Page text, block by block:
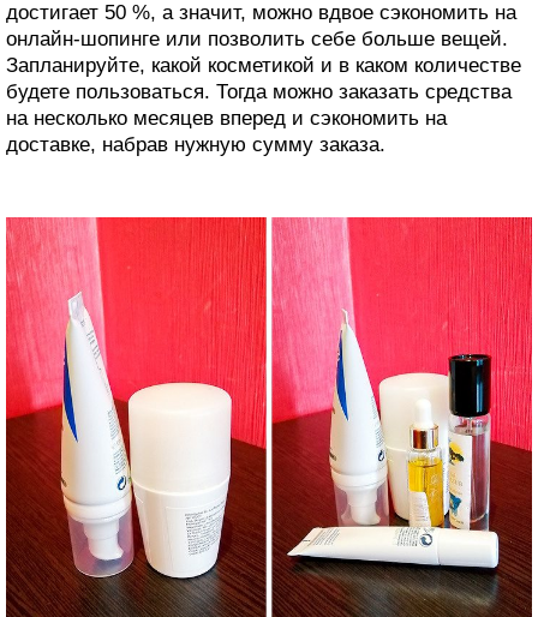
достигает 50 %, а значит, можно вдвое сэкономить на
онлайн-шопинге или позволить себе больше вещей.
Запланируйте, какой косметикой и в каком количестве
будете пользоваться. Тогда можно заказать средства
на несколько месяцев вперед и сэкономить на
доставке, набрав нужную сумму заказа.